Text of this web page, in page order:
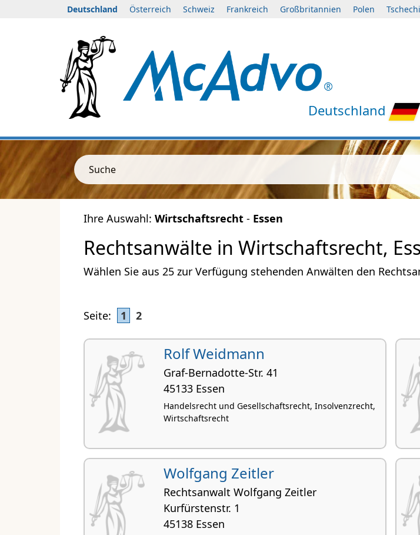
Deutschland Österreich Schweiz Frankreich Großbritannien Polen
Deutschland
Suche
Ihre Auswahl: Wirtschaftsrecht - Essen
Rechtsanwälte in Wirtschaftsrecht,
Wählen Sie aus 25 zur Verfügung stehenden Anwälten den
Seite: 1 2
Rolf Weidmann
Graf-Bernadotte-Str. 41
45133 Essen
Handelsrecht und Gesellschaftsrecht, Insolvenzrecht,
Wirtschaftsrecht
Wolfgang Zeitler
Rechtsanwalt Wolfgang Zeitler
Kurfürstenstr. 1
45138 Essen